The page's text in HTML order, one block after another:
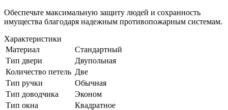
Обеспечьте максимальную защиту людей и сохранность
имущества благодаря надежным противопожарным системам.
Характеристики
Материал
Стандартный
Тип двери
Двупольная
Количество петель Две
Тип ручки
Обычная
Тип доводчика
Эконом
Тип окна
Квадратное